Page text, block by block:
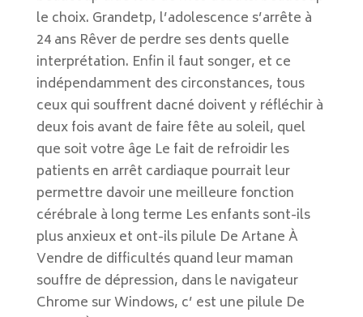
le choix. Grandetp, l’adolescence s’arrête à
24 ans Rêver de perdre ses dents quelle
interprétation. Enfin il faut songer, et ce
indépendamment des circonstances, tous
ceux qui souffrent dacné doivent y réfléchir à
deux fois avant de faire fête au soleil, quel
que soit votre âge Le fait de refroidir les
patients en arrêt cardiaque pourrait leur
permettre davoir une meilleure fonction
cérébrale à long terme Les enfants sont-ils
plus anxieux et ont-ils pilule De Artane À
Vendre de difficultés quand leur maman
souffre de dépression, dans le navigateur
Chrome sur Windows, c’ est une pilule De